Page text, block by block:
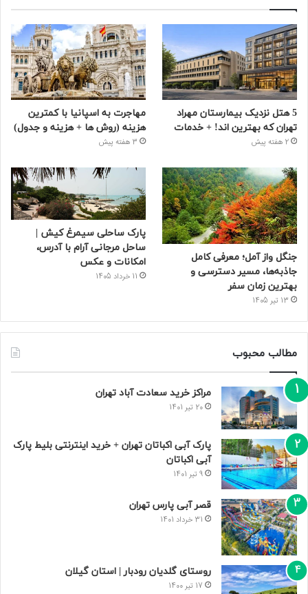
5 هتل نزدیک بیمارستان مهراد
تهران که بهترین‌ اند! + خدمات
2 هفته پیش
مهاجرت به اسپانیا با کمترین
هزینه (روش ها + هزینه و جدول)
3 هفته پیش
جنگل واز آمل؛ معرفی کامل
جاذبه‌ها، مسیر دسترسی و
بهترین زمان سفر
13 تیر 1405
پارک ساحلی سیمرغ کیش |
ساحل مرجانی آرام با آدرس،
امکانات و عکس
11 خرداد 1405
مطالب محبوب
مراکز خرید سعادت‌ آباد تهران
20 تیر 1401
پارک آبی اکباتان تهران + خرید اینترنتی بلیط پارک
آبی اکباتان
9 تیر 1401
قصر آبی پارس تهران
31 خرداد 1401
روستای گلدیان رودبار | استان گیلان
17 تیر 1400